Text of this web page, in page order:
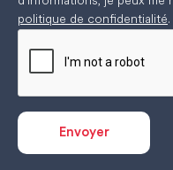
politique de confidentialité.